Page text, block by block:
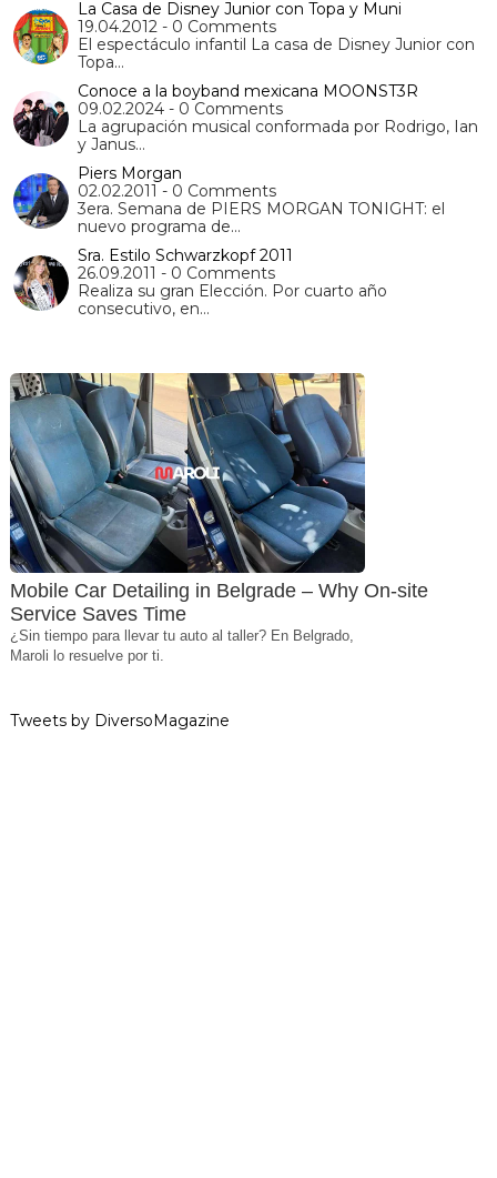
La Casa de Disney Junior con Topa y Muni
19.04.2012 - 0 Comments
El espectáculo infantil La casa de Disney Junior con
Topa…
Conoce a la boyband mexicana MOONST3R
09.02.2024 - 0 Comments
La agrupación musical conformada por Rodrigo, Ian
y Janus…
Piers Morgan
02.02.2011 - 0 Comments
3era. Semana de PIERS MORGAN TONIGHT: el
nuevo programa de…
Sra. Estilo Schwarzkopf 2011
26.09.2011 - 0 Comments
Realiza su gran Elección. Por cuarto año
consecutivo, en…
Mobile Car Detailing in Belgrade – Why On-site
Service Saves Time
¿Sin tiempo para llevar tu auto al taller? En Belgrado,
Maroli lo resuelve por ti.
Tweets by DiversoMagazine